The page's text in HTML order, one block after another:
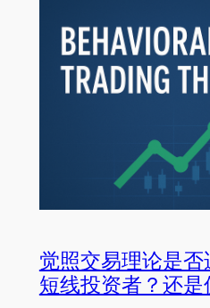
觉照交易理论是
短线投资者？还是